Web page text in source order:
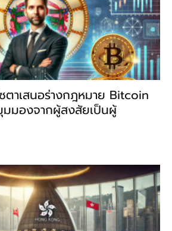
าเสนอร่างกฎหมาย Bitcoin
มองจากผู้สงสัยเป็นผู้